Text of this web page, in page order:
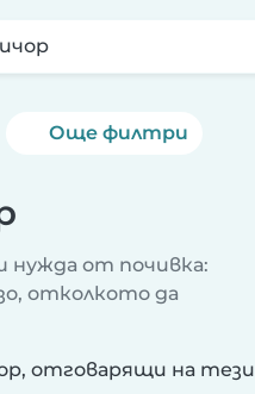
Още филтри
от почивка:
отколкото да
отговарящи на тези